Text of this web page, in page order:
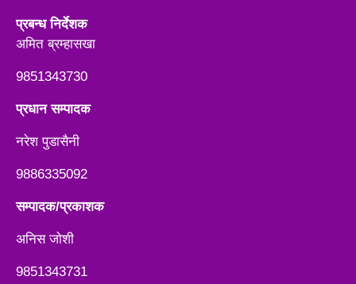
प्रबन्ध निर्देशक
अमित ब्रम्हासखा
9851343730
प्रधान सम्पादक
नरेश पुडासैनी
9886335092
सम्पादक/प्रकाशक
अनिस जाेशी
9851343731